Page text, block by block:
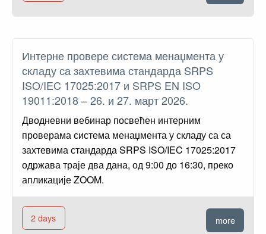
Интерне провере система менаџмента у
складу са захтевима стандарда SRPS
ISO/IEC 17025:2017 и SRPS EN ISO
19011:2018 – 26. и 27. март 2026.
Дводневни вебинар посвећен интерним
проверама система менаџмента у складу са са
захтевима стандарда SRPS ISO/IEC 17025:2017
одржава траје два дана, од 9:00 до 16:30, преко
апликације ZOOM.
2 days more